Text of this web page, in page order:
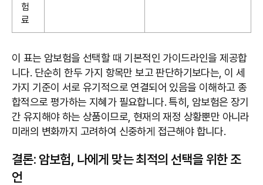
험
료
이 표는 암보험을 선택할 때 기본적인 가이드라인을 제공합
니다. 단순히 한두 가지 항목만 보고 판단하기보다는, 이 세
가지 기준이 서로 유기적으로 연결되어 있음을 이해하고 종
합적으로 평가하는 지혜가 필요합니다. 특히, 암보험은 장기
간 유지해야 하는 상품이므로, 현재의 재정 상황뿐만 아니라
미래의 변화까지 고려하여 신중하게 접근해야 합니다.
결론: 암보험, 나에게 맞는 최적의 선택을 위한 조
언